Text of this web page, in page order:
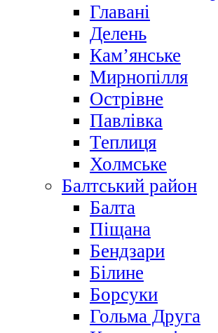
Главані
Делень
Кам’янське
Мирнопілля
Острівне
Павлівка
Теплиця
Холмське
Балтський район
Балта
Піщана
Бендзари
Білине
Борсуки
Гольма Друга